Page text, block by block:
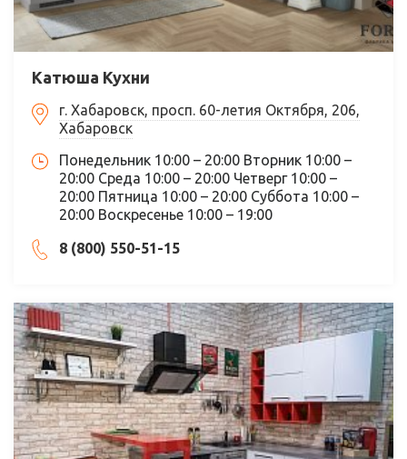
Катюша Кухни
г. Хабаровск, просп. 60-летия Октября, 206,
Хабаровск
Понедельник 10:00 – 20:00 Вторник 10:00 –
20:00 Среда 10:00 – 20:00 Четверг 10:00 –
20:00 Пятница 10:00 – 20:00 Суббота 10:00 –
20:00 Воскресенье 10:00 – 19:00
8 (800) 550-51-15